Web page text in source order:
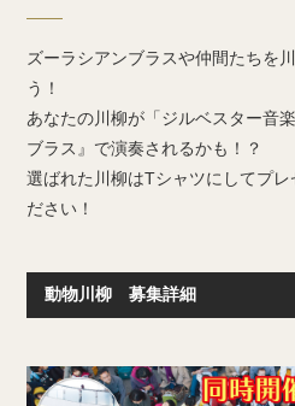
ズーラシアンブラスや仲間たちを
う！
あなたの川柳が「ジルベスター音
ブラス』で演奏されるかも！？
選ばれた川柳はTシャツにしてプレ
ださい！
動物川柳 募集詳細